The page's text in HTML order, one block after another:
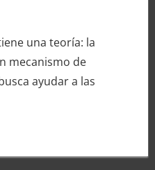
una teoría: la
mecanismo de
ayudar a las